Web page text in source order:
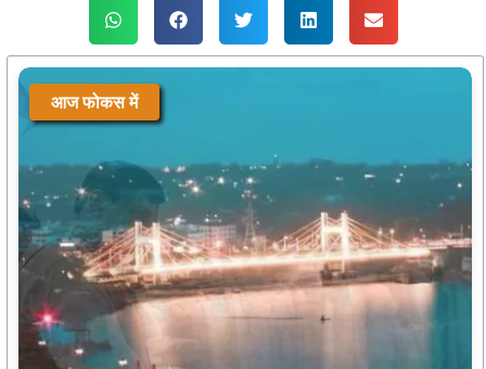
आज फोकस में